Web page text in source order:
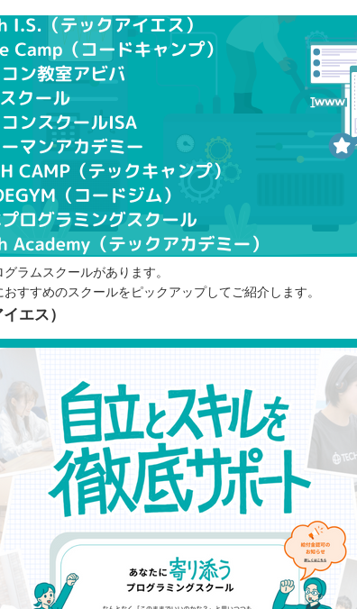
ンラインのどちらか
職に向けたサポートを実施しているか
更やキャンセルなどは柔軟に行えるか
ルで学習するメリット
ラムに沿って効率的に学べる
問できる
てからも役立つスキルを習得できる
チベーションを維持しやすい
ールで学ぶ際の注意点
目的を明確にさせる
学び続けられるか検討する
・体験レッスンに参加して自分に合っているか見極める
たプログラムスクールを選ぼう！
ラムスクールがあります。
すすめのスクールをピックアップしてご紹介します。
エス）